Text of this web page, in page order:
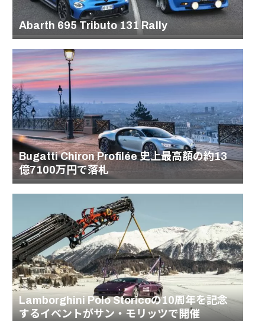
Abarth 695 Tributo 131 Rally
Bugatti Chiron Profilée 史上最高額の約13
億7100万円で落札
Lamborghini Polo Storicoの10周年を記念
するイベントがサン・モリッツで開催